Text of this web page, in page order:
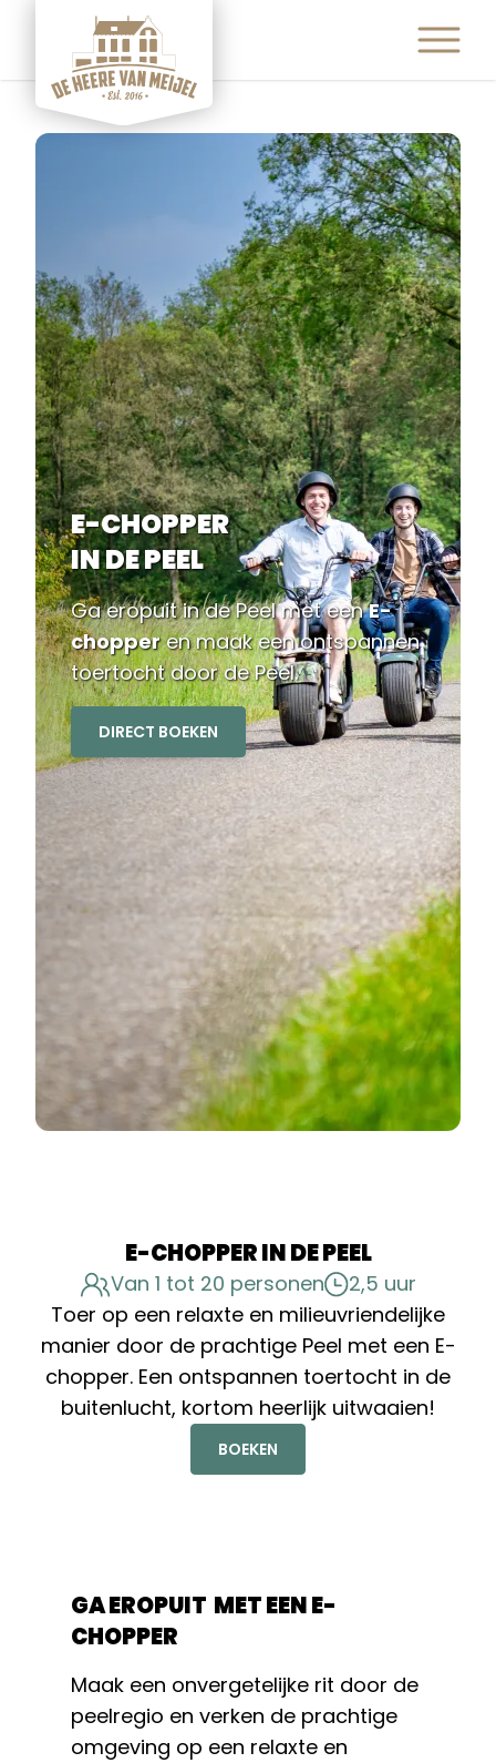
EVENEMENTEN
FEESTEN & PARTIJEN
CONTACT
E-CHOPPER
IN DE PEEL
Ga eropuit in de Peel met eenE-
chopperen maak een ontspannen
toertocht door de Peel.
DIRECT BOEKEN
E-CHOPPER IN DE PEEL
Van 1 tot 20 personen
2,5 uur
Toer op een relaxte en milieuvriendelijke
manier door de prachtige Peel met een E-
chopper. Een ontspannen toertocht in de
buitenlucht, kortom heerlijk uitwaaien!
BOEKEN
GA EROPUIT MET EEN E-
CHOPPER
Maak een onvergetelijke rit door de
peelregio en verken de prachtige
omgeving op een relaxte en